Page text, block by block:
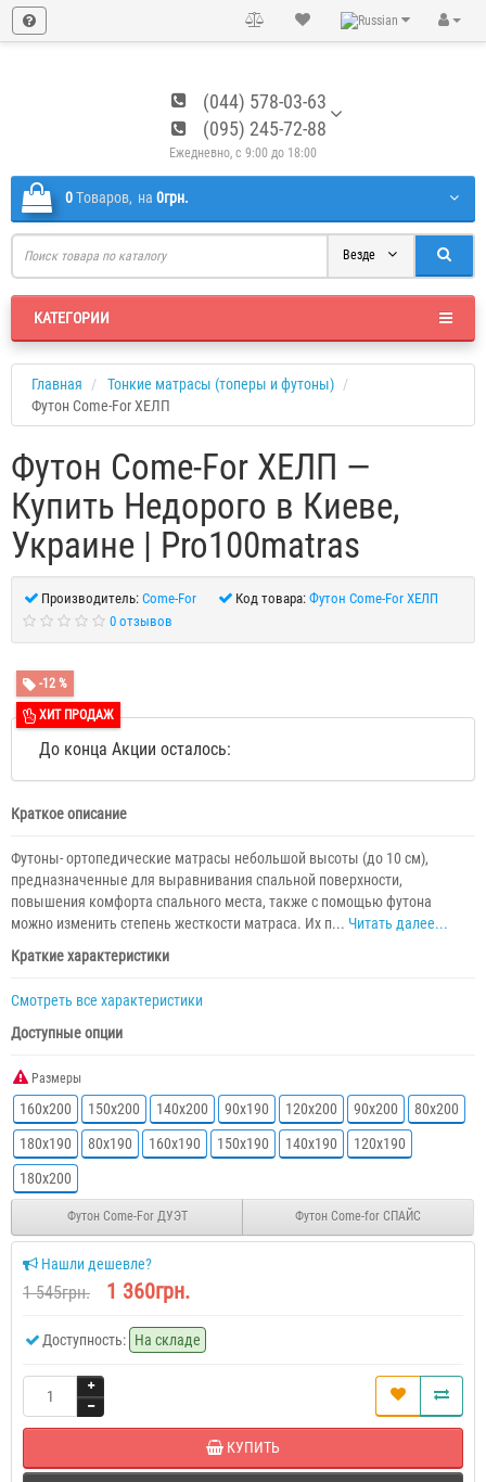
(044) 578-03-63
(095) 245-72-88
Ежедневно, с 9:00 до 18:00
0Tоваров, на 0грн.
Везде
КАТЕГОРИИ
Главная
Тонкие матрасы (топеры и футоны)
Футон Come-For ХЕЛП
Футон Come-For ХЕЛП —
Купить Недорого в Киеве,
Украине | Рro100matras
Производитель: Come-For Код товара: Футон Come-For ХЕЛП
0 отзывов
-12 %
ХИТ ПРОДАЖ
До конца Акции осталось:
Краткое описание
Футоны- ортопедические матрасы небольшой высоты (до 10 см),
предназначенные для выравнивания спальной поверхности,
повышения комфорта спального места, также с помощью футона
можно изменить степень жесткости матраса. Их п... Читать далее...
Краткие характеристики
Смотреть все характеристики
Доступные опции
Размеры
160х200 150х200 140х200 90х190 120х200 90х200
80х200
180х190
80х190 160х190 150х190 140х190
120х190
180х200
Футон Come-For ДУЭТ Футон Come-for СПАЙС
Нашли дешевле?
1 545грн. 1 360грн.
Доступность: На складе
КУПИТЬ